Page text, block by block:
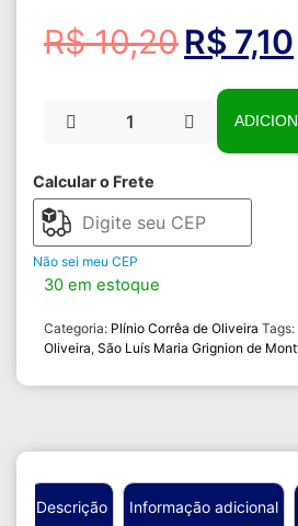
R$10,20R$ 7,10
Calcular o Frete
Não sei meu CEP
30 em estoque
Categoria: Plínio Corrêa de Oliveira Tags:
Oliveira,São Luís Maria Grignion de
Descrição Informação adicional